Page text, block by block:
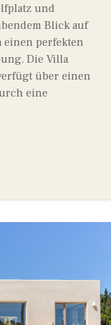
und
Blick auf
einen perfekten
Die Villa
über einen
eine